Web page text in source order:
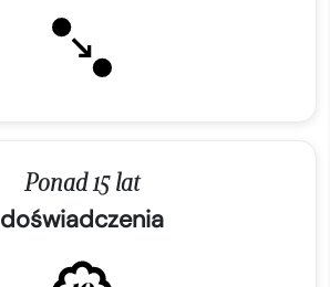
Ponad 15 lat
doświadczenia